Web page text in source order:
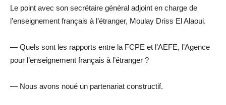
Le point avec son secrétaire général adjoint en charge de
l’enseignement français à l’étranger, Moulay Driss El Alaoui.
— Quels sont les rapports entre la FCPE et l’AEFE, l’Agence
pour l’enseignement français à l’étranger ?
— Nous avons noué un partenariat constructif.